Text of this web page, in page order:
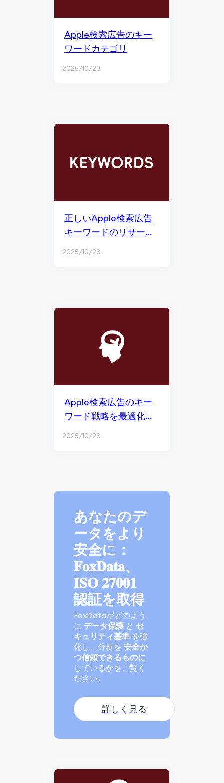
Apple検索広告のキー
ワードカテゴリ
2025/10/23
正しいApple検索広告
キーワードのリサーチ
2025/10/23
Apple検索広告のキー
ワード戦略を最適化す
2025/10/23
あなたのデ
ータをより
安全に：
𝐅𝐨𝐱𝐃𝐚𝐭𝐚、
𝐈𝐒𝐎 𝟐𝟕𝟎𝟎𝟏
認証を取得
FoxDataがどのよう
に データ保護 と セ
キュリティ基準 を強
化し、分析を 安全か
つ信頼できるものに
しているかをご覧く
ださい。
詳しく見る